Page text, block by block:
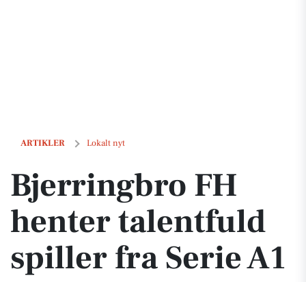
ARTIKLER Lokalt nyt
Bjerringbro FH henter talentfuld spiller fra Serie A1
Bjerringbro FH
henter talentfuld
spiller fra Serie A1